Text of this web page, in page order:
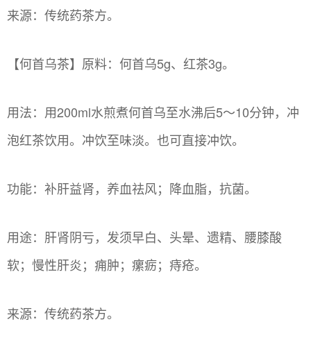
来源：传统药茶方。
【何首乌茶】原料：何首乌5g、红茶3g。
用法：用200ml水煎煮何首乌至水沸后5～10分钟，冲
泡红茶饮用。冲饮至味淡。也可直接冲饮。
功能：补肝益肾，养血祛风；降血脂，抗菌。
用途：肝肾阴亏，发须早白、头晕、遗精、腰膝酸
软；慢性肝炎；痈肿；瘰疬；痔疮。
来源：传统药茶方。